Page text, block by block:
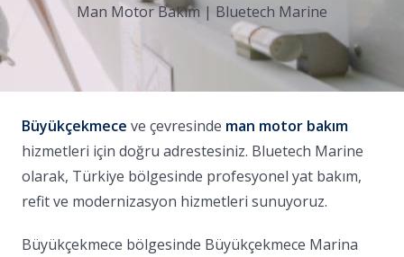
Man Motor Bakım | Bluetech Marine
Büyükçekmece ve çevresinde man motor bakım
hizmetleri için doğru adrestesiniz. Bluetech Marine
olarak, Türkiye bölgesinde profesyonel yat bakım,
refit ve modernizasyon hizmetleri sunuyoruz.
Büyükçekmece bölgesinde Büyükçekmece Marina